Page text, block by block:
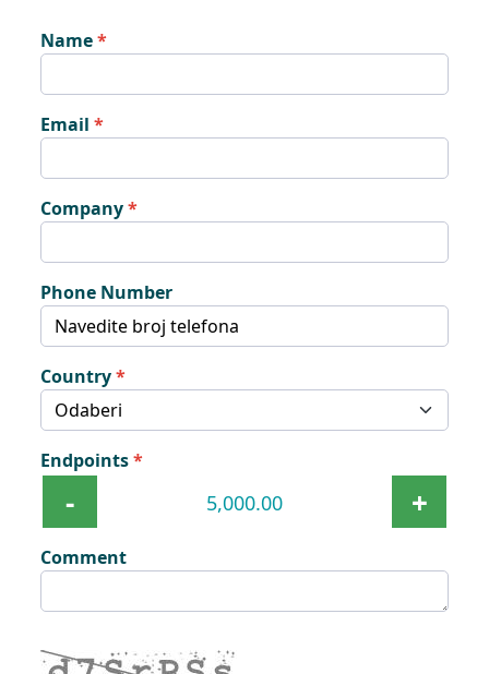
Name
Email
Company
Phone Number
Country
Endpoints
- +
Comment